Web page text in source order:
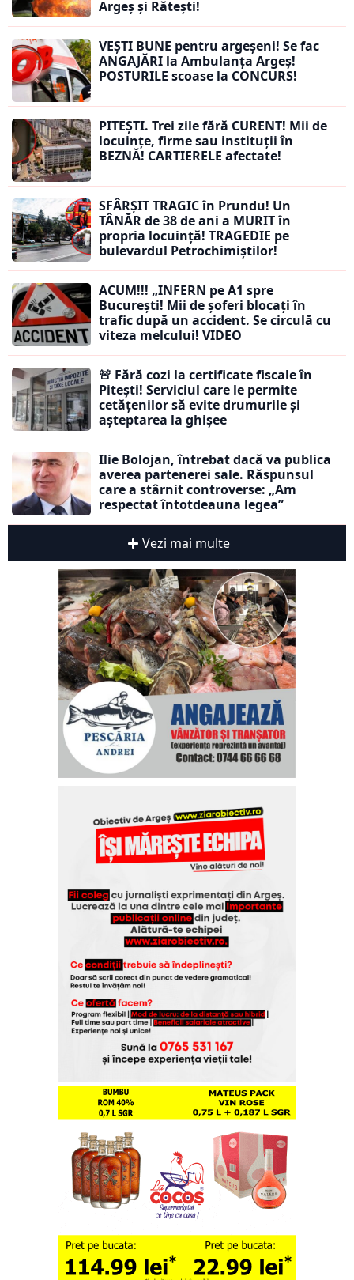
Argeș și Rătești!
VEȘTI BUNE pentru argeșeni! Se fac
ANGAJĂRI la Ambulanța Argeș!
POSTURILE scoase la CONCURS!
PITEȘTI. Trei zile fără CURENT! Mii de
locuințe, firme sau instituții în
BEZNĂ! CARTIERELE afectate!
SFÂRȘIT TRAGIC în Prundu! Un
TÂNĂR de 38 de ani a MURIT în
propria locuință! TRAGEDIE pe
bulevardul Petrochimiștilor!
ACUM!!! „INFERN pe A1 spre
București! Mii de șoferi blocați în
trafic după un accident. Se circulă cu
viteza melcului! VIDEO
🚨 Fără cozi la certificate fiscale în
Pitești! Serviciul care le permite
cetățenilor să evite drumurile și
așteptarea la ghișee
Ilie Bolojan, întrebat dacă va publica
averea partenerei sale. Răspunsul
care a stârnit controverse: „Am
respectat întotdeauna legea”
Vezi mai multe